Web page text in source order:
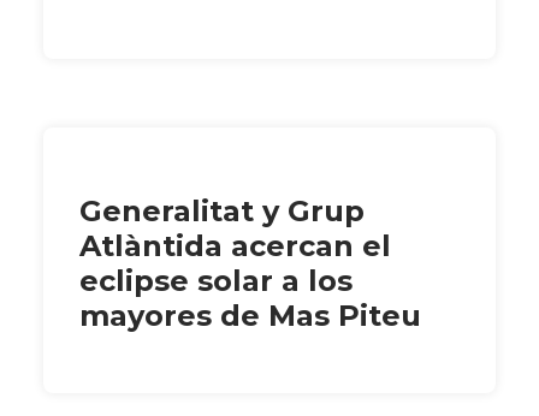
Generalitat y Grup
Atlàntida acercan el
eclipse solar a los
mayores de Mas Piteu